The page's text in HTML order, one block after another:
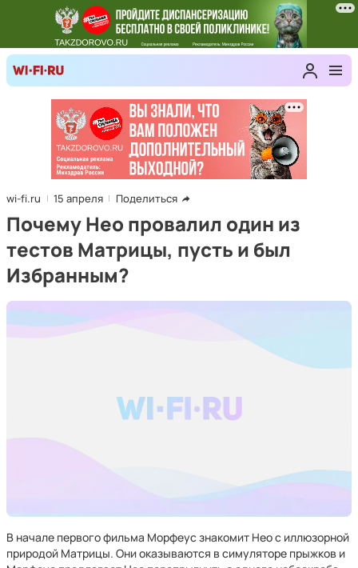
wi-fi.ru 15 апреля Поделиться
Почему Нео провалил один из
тестов Матрицы, пусть и был
Избранным?
В начале первого фильма Морфеус знакомит Нео с иллюзорной
природой Матрицы. Они оказываются в симуляторе прыжков и